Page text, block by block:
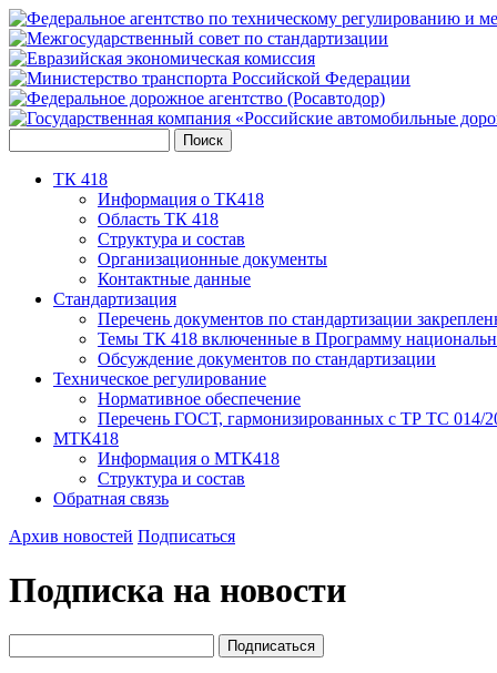
ТК 418
Информация о ТК418
Область ТК 418
Структура и состав
Организационные документы
Контактные данные
Стандартизация
Перечень документов по стандартизации
Темы ТК 418 включенные в Программу
Обсуждение документов по стандартизации
Техническое регулирование
Нормативное обеспечение
Перечень ГОСТ, гармонизированных с ТР ТС 014/
МТК418
Информация о МТК418
Структура и состав
Обратная связь
Архив новостей Подписаться
Подписка на новости